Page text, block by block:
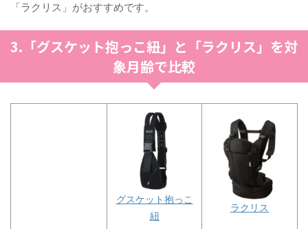
「ラクリス」がおすすめです。
3.「グスケット抱っこ紐」と「ラクリス」を対
象月齢で比較
グスケット抱っこ
紐
ラクリス